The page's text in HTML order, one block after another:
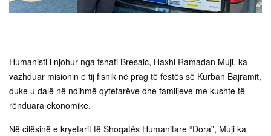
Humanisti i njohur nga fshati Bresalc, Haxhi Ramadan Muji, ka
vazhduar misionin e tij fisnik në prag të festës së Kurban Bajramit,
duke u dalë në ndihmë qytetarëve dhe familjeve me kushte të
rënduara ekonomike.
Në cilësinë e kryetarit të Shoqatës Humanitare “Dora”, Muji ka